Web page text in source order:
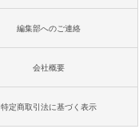
編集部へのご連絡
会社概要
特定商取引法に基づく表示